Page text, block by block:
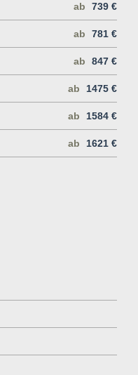
ab 739 €
ab 781 €
ab 847 €
ab 1475 €
ab 1584 €
ab 1621 €